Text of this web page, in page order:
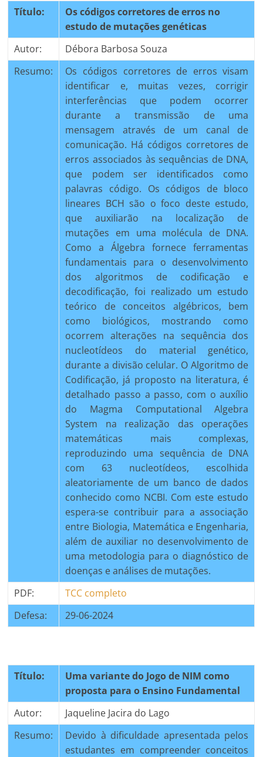
Título:
Os códigos corretores de erros no
estudo de mutações genéticas
Autor:
Débora Barbosa Souza
Resumo:
Os códigos corretores de erros visam
identificar e, muitas vezes, corrigir
interferências que podem ocorrer
durante a transmissão de uma
mensagem através de um canal de
comunicação. Há códigos corretores de
erros associados às sequências de DNA,
que podem ser identificados como
palavras código. Os códigos de bloco
lineares BCH são o foco deste estudo,
que auxiliarão na localização de
mutações em uma molécula de DNA.
Como a Álgebra fornece ferramentas
fundamentais para o desenvolvimento
dos algoritmos de codificação e
decodificação, foi realizado um estudo
teórico de conceitos algébricos, bem
como biológicos, mostrando como
ocorrem alterações na sequência dos
nucleotídeos do material genético,
durante a divisão celular. O Algoritmo de
Codificação, já proposto na literatura, é
detalhado passo a passo, com o auxílio
do Magma Computational Algebra
System na realização das operações
matemáticas mais complexas,
reproduzindo uma sequência de DNA
com 63 nucleotídeos, escolhida
aleatoriamente de um banco de dados
conhecido como NCBI. Com este estudo
espera-se contribuir para a associação
entre Biologia, Matemática e Engenharia,
além de auxiliar no desenvolvimento de
uma metodologia para o diagnóstico de
doenças e análises de mutações.
PDF:
TCC completo
Defesa:
29-06-2024
Título:
Uma variante do Jogo de NIM como
proposta para o Ensino Fundamental
Autor:
Jaqueline Jacira do Lago
Resumo:
Devido à dificuldade apresentada pelos
estudantes em compreender conceitos